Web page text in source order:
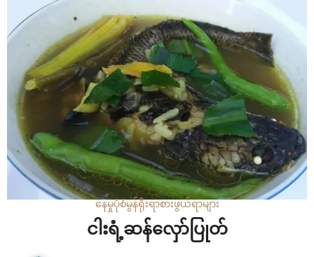
လေးစေရန် ဆားအနည်းငယ်ခန့်ထည့်ပါ။ ပါးပါးလှီးထားသော
ထန်းသီးနု မိမိတို့ လိုသလောက်ထည့်ပြီး…
နေမှုပုံစံမွန်ရိုးရာစားဖွယ်ရာများ
ငါးရံ့ဆန်လှော်ပြုတ်